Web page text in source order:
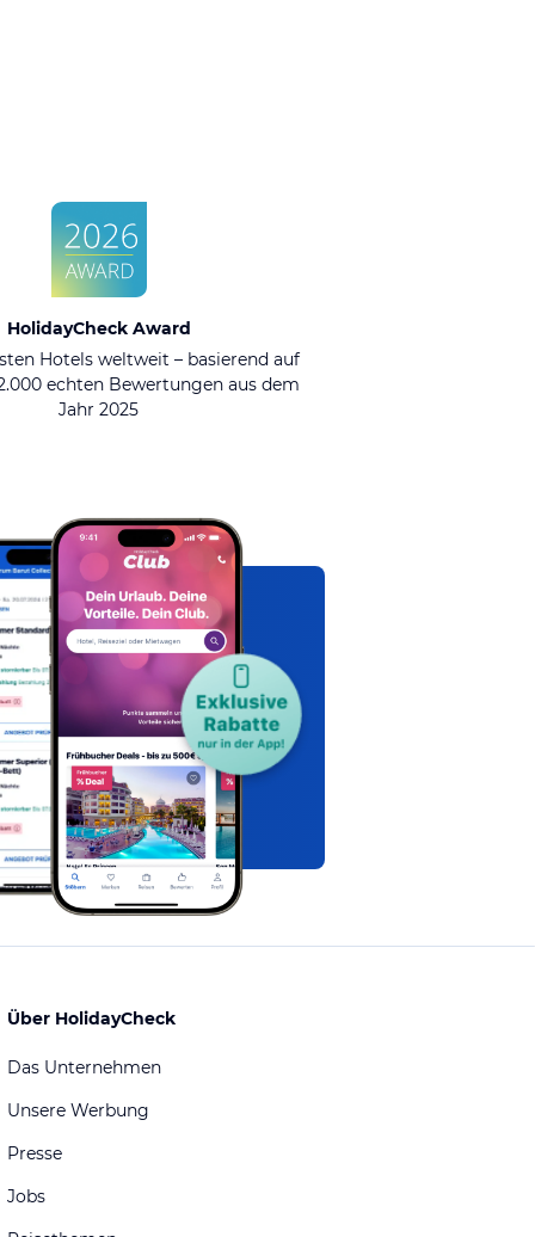
HolidayCheck Award
Hotels weltweit – basierend auf
echten Bewertungen aus dem
Jahr 2025
Über HolidayCheck
Das Unternehmen
Unsere Werbung
Presse
Jobs